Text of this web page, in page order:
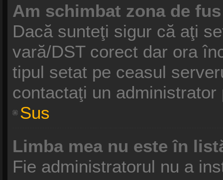
Am schimbat zona de
Dacă sunteţi sigur că aţi
vară/DST corect dar ora
tipul setat pe ceasul
contactaţi un
Sus
Limba mea nu este în
Fie administratorul nu a